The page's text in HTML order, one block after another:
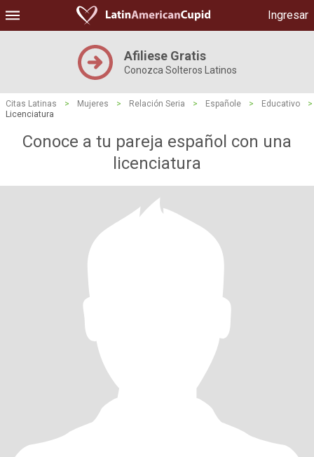
Ingresar
Afiliese Gratis
Conozca Solteros Latinos
Citas Latinas > Mujeres > Relación Seria > Españole > Educativo
>
Licenciatura
Conoce a tu pareja español con una
licenciatura